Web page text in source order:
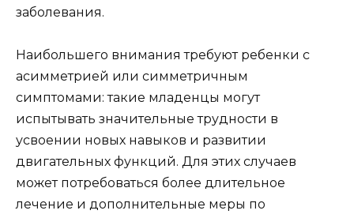
заболевания.
Наибольшего внимания требуют ребенки с
асимметрией или симметричным
симптомами: такие младенцы могут
испытывать значительные трудности в
усвоении новых навыков и развитии
двигательных функций. Для этих случаев
может потребоваться более длительное
лечение и дополнительные меры по